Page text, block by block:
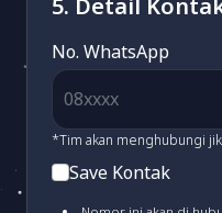
BSI VA
PERMATA VA
No. WhatsApp
*Tim akan menghubungi
Save Kontak